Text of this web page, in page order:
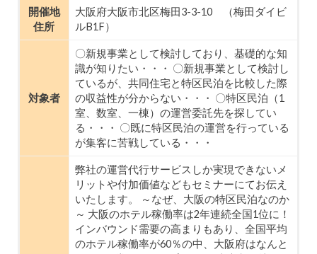
開催地
住所
大阪府大阪市北区梅田3-3-10 （梅田ダイビ
ルB1F）
対象者
〇新規事業として検討しており、基礎的な知
識が知りたい・・・ 〇新規事業として検討し
ているが、共同住宅と特区民泊を比較した際
の収益性が分からない・・・ 〇特区民泊（1
室、数室、一棟）の運営委託先を探してい
る・・・ 〇既に特区民泊の運営を行っている
が集客に苦戦している・・・
弊社の運営代行サービスしか実現できないメ
リットや付加価値などもセミナーにてお伝え
いたします。 ～なぜ、大阪の特区民泊なのか
～ 大阪のホテル稼働率は2年連続全国1位に！
インバウンド需要の高まりもあり、全国平均
のホテル稼働率が60％の中、大阪府はなんと